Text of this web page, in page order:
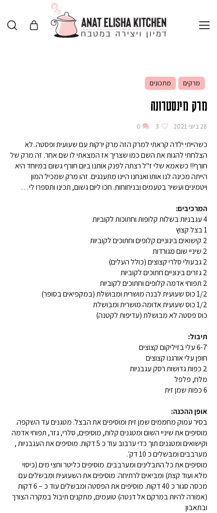
מרקים מתכונים
מרק מינסטרונה
28 ביוני 2021 3
0
כשהייתי ילדה קראתי למרק הזה מרק ירקות עם שעועית ופסטה. לא
הצלחתי להגות את השם כמו שצריך אז המצאתי לו שם אחר. זה מרק של
חורף!! כשאמא שלי ז"ל רצתה לפנק אותנו ביום חורף גשום במיוחד היא
הייתה מכינה לנו אותו ואנחנו היינו מתענגים. זהו מרק שמכיל המון
ויטמינים ועשיר בטעמים ובניחוחות. חכו ליום גשום, תכינו ותספרו לי…
המרכיבים:
4 עגבניות בשלות קלופות וחתוכות לקוביות
1 בצל קצוץ
2 קישואים בינוניים קלופים וחתוכים לקוביות
2 שיניי שום מגורדות
2 גבעולי סלרי קצוצים (כולל העלים)
2 גזרים בינוניים חתוכים לקוביות
2 תפוחי אדמה קלופים וחתוכים לקוביות
1/2 כוס שעועית לבנה מושרית ומבושלת (במקפיאים בסופר)
1/2 כוס שעועית אדומה מושרית ומבושלת
כוס פסטה לא מבושלת (עדיפות לקטנה)
תיבול:
6-7 עלי בזיליקום קצוצים
חופן עלי אורגנו קצוצים
2 כפות גדושות רסק עגבניות
מלח, פלפל
6 כפות שמן זית
אופן ההכנה:
בסיר עמוק מחממים שמן זית ומוסיפים את הבצל. מטגנים עד השקפה.
מוסיפים את שיניי השום ומטגנים קלות, מוסיפים, סלרי, גזר, תפוחי אדמה
וקישואים ומטגנים תוך כדי ערבוב עוד כ 5 דקות. מוסיפים את העגבניות ,
מערבבים ומבשלים כ 10 דק׳.
מוסיפים את כל התבלינים ומערבבים. מוסיפים כליטר וחצי מים (כיסוי
מלא ועוד קצת) ומביאים לרתיחה. מוסיפים את השעועית ומבשלים עם
מכסה סגור כ 40 דקות. מוסיפים את הפסטה ומבשלים עוד כ – 6 דקות
(אמורה להיות במרקם אל דנטה) טועמים, מתקנים תיבול במקרה הצורך
ובתאבון